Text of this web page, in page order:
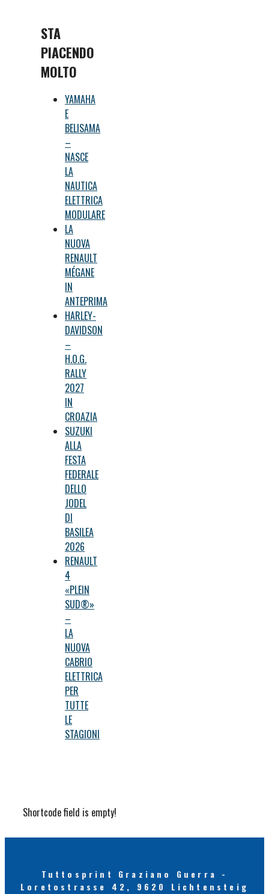
STA
PIACENDO
MOLTO
YAMAHA
E
BELISAMA
–
NASCE
LA
NAUTICA
ELETTRICA
MODULARE
LA
NUOVA
RENAULT
MÉGANE
IN
ANTEPRIMA
HARLEY-
DAVIDSON
–
H.O.G.
RALLY
2027
IN
CROAZIA
SUZUKI
ALLA
FESTA
FEDERALE
DELLO
JODEL
DI
BASILEA
2026
RENAULT
4
«PLEIN
SUD®»
–
LA
NUOVA
CABRIO
ELETTRICA
PER
TUTTE
LE
STAGIONI
Shortcode field is empty!
Tuttosprint Graziano Guerra -
Loretostrasse 42, 9620 Lichtensteig